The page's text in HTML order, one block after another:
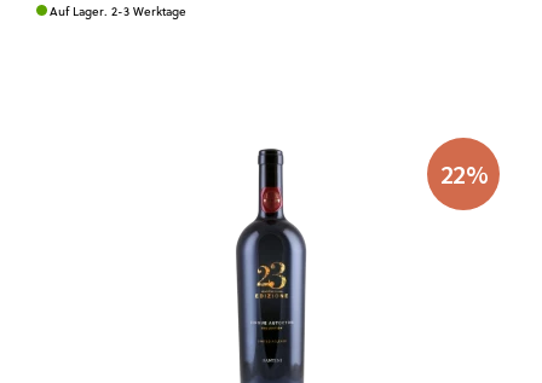
Auf Lager. 2-3 Werktage
22%